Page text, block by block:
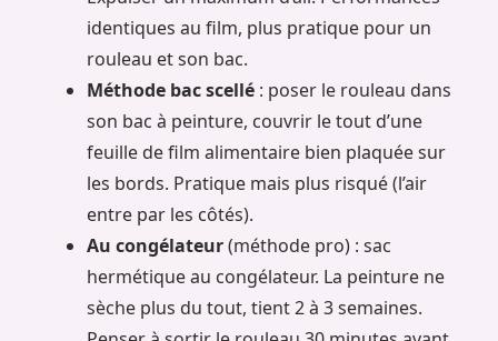
identiques au film, plus pratique pour un
rouleau et son bac.
Méthode bac scellé : poser le rouleau dans
son bac à peinture, couvrir le tout d’une
feuille de film alimentaire bien plaquée sur
les bords. Pratique mais plus risqué (l’air
entre par les côtés).
Au congélateur(méthode pro) : sac
hermétique au congélateur. La peinture ne
sèche plus du tout, tient 2 à 3 semaines.